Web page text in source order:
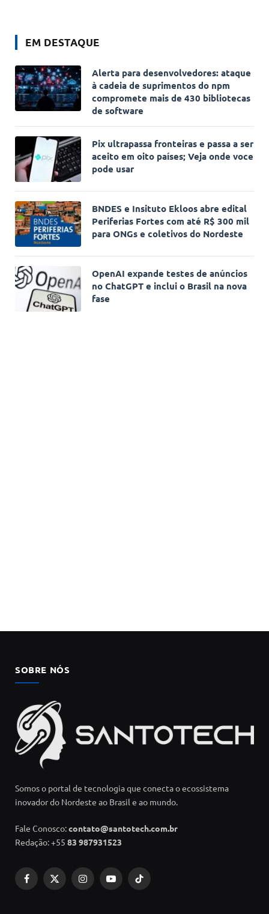
EM DESTAQUE
Alerta para desenvolvedores: ataque
à cadeia de suprimentos do npm
compromete mais de 430 bibliotecas
de software
Pix ultrapassa fronteiras e passa a ser
aceito em oito países; Veja onde voce
pode usar
BNDES e Insituto Ekloos abre edital
Periferias Fortes com até R$ 300 mil
para ONGs e coletivos do Nordeste
OpenAI expande testes de anúncios
no ChatGPT e inclui o Brasil na nova
fase
SOBRE NÓS
Somos o portal de tecnologia que conecta o ecossistema
inovador do Nordeste ao Brasil e ao mundo.
Fale Conosco:contato@santotech.com.br
Redação: +55 83 987931523
Facebook
X
InstagramYouTubeTikTok